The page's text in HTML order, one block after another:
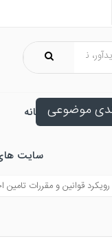
موضوعی خانه
سایت
قوانين و مقررات تامين